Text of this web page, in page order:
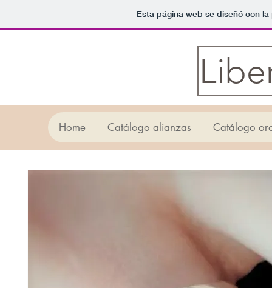
Esta página web se diseñó con
Home Catálogo alianzas Catálogo